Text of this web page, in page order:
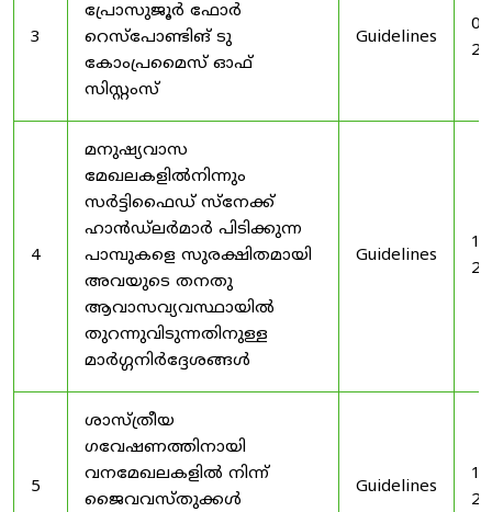
3
പ്രോസുജൂർ ഫോർ
റെസ്‌പോണ്ടിങ് ടു
കോംപ്രമൈസ് ഓഫ്
സിസ്റ്റംസ്
Guidelines
4
മനുഷ്യവാസ
മേഖലകളിൽനിന്നും
സർട്ടിഫൈഡ് സ്നേക്ക്
ഹാൻഡ്‌ലർമാർ പിടിക്കുന്ന
പാമ്പുകളെ സുരക്ഷിതമായി
അവയുടെ തനതു
ആവാസവ്യവസ്ഥായിൽ
തുറന്നുവിടുന്നതിനുള്ള
മാർഗ്ഗനിർദ്ദേശങ്ങൾ
Guidelines
5
ശാസ്ത്രീയ
ഗവേഷണത്തിനായി
വനമേഖലകളിൽ നിന്ന്
ജൈവവസ്തുക്കൾ
Guidelines